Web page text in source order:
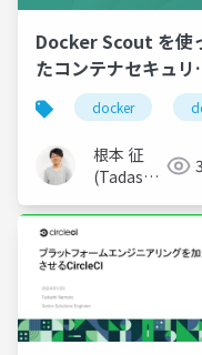
Docker Scout を使
たコンテナセキュリ
ィの可視化と管理
docker
根本 征
(Tadashi